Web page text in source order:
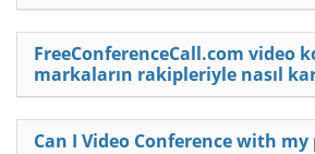
FreeConferenceCall.com video
markaların rakipleriyle nasıl
Can I Video Conference with my